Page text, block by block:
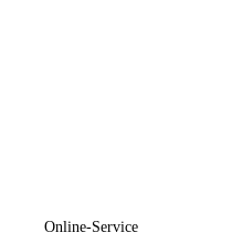
Online-Service